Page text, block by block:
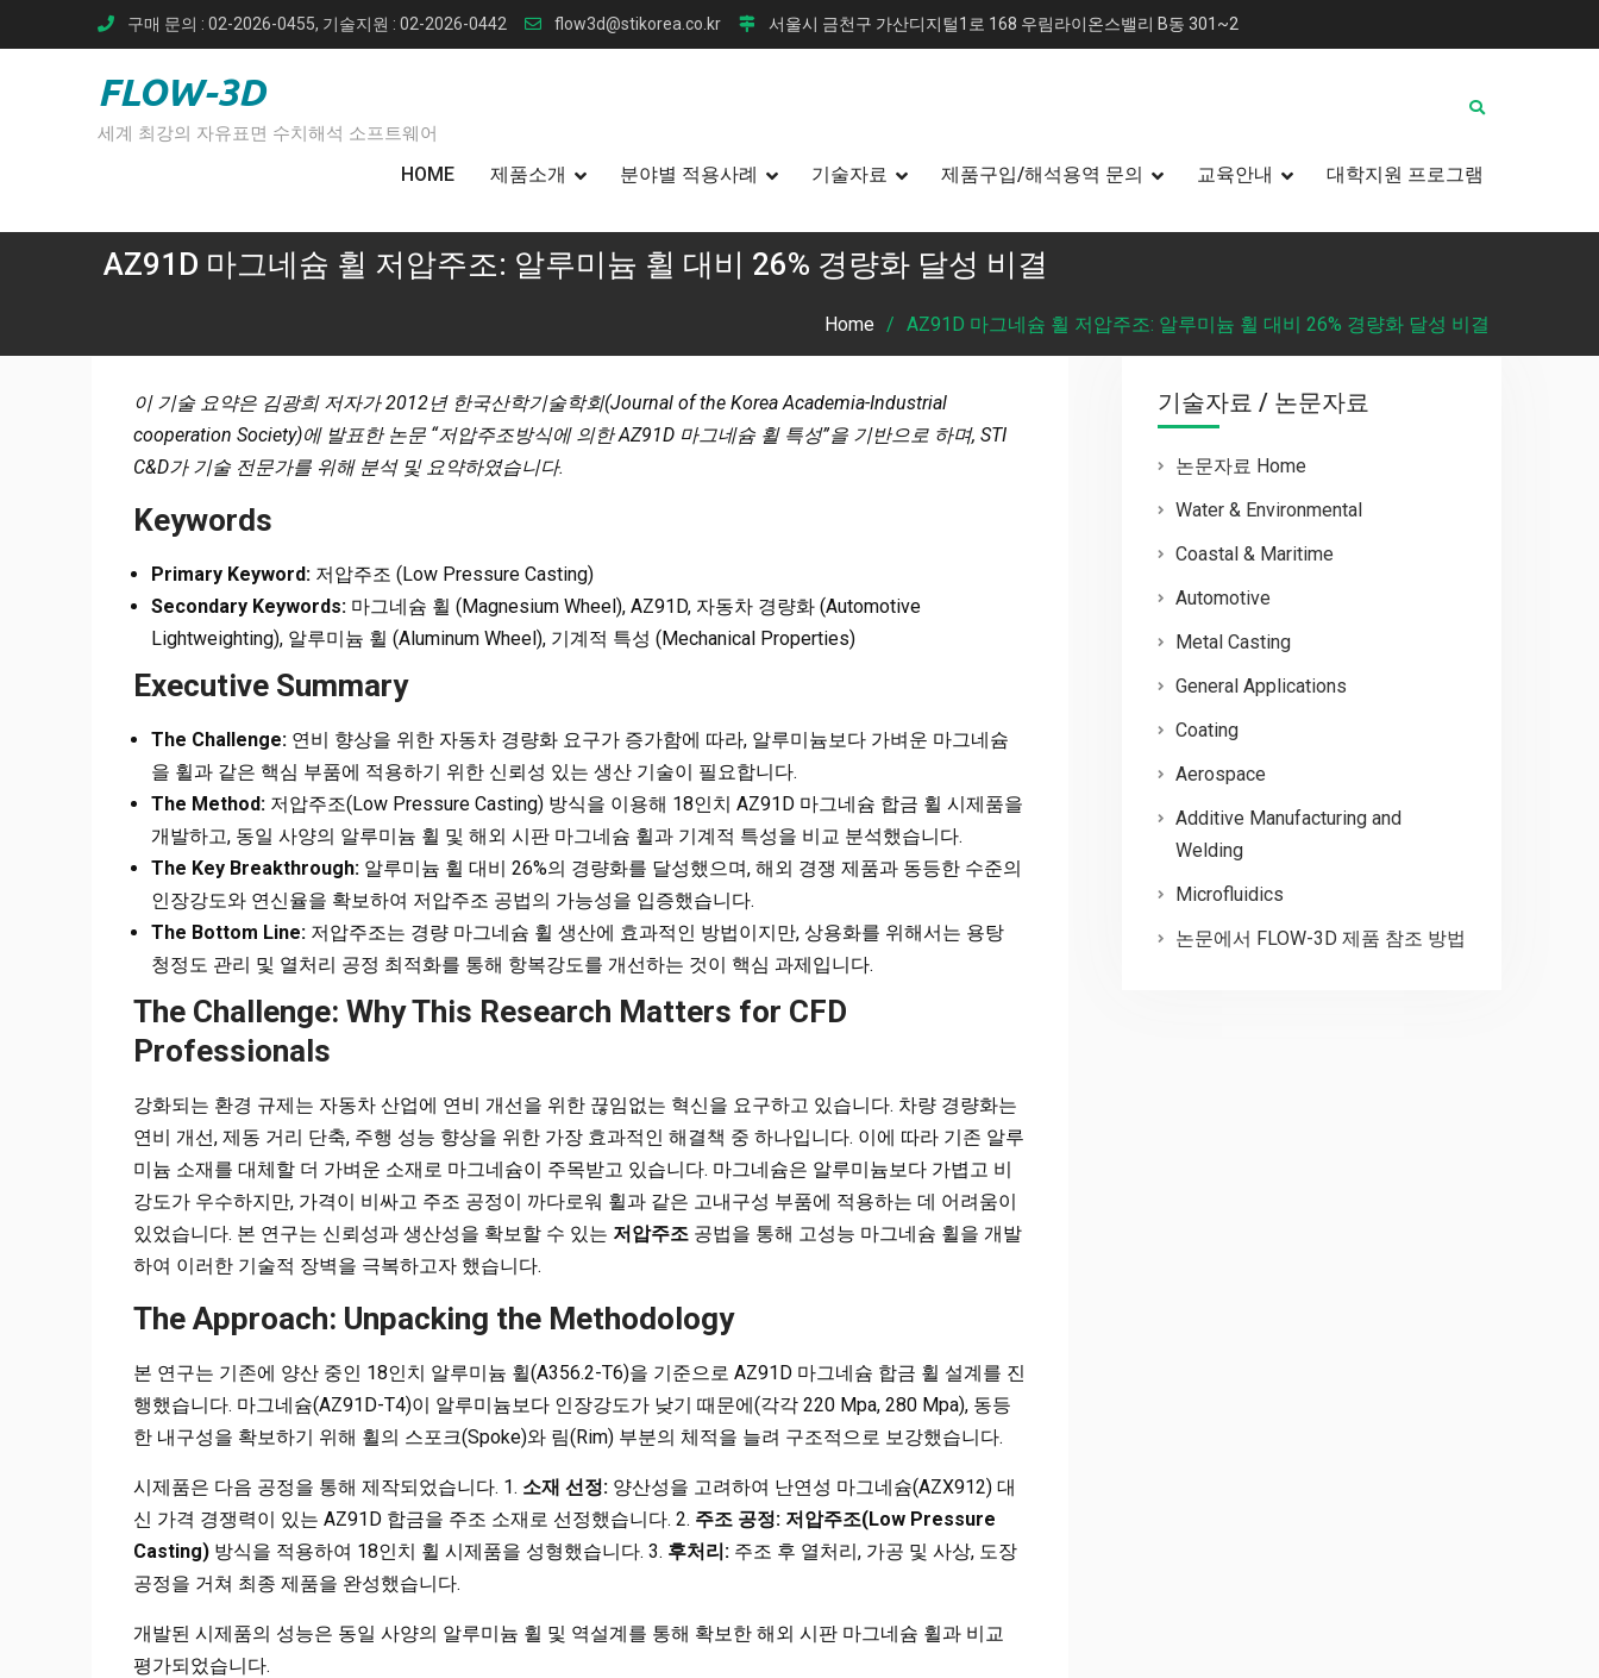
to
구매 문의 : 02-2026-0455, 기술지원 : 02-2026-0442 flow3d@stikorea.co.kr 서울시 금천구 가산디지털1로 168 우림라이온스밸리 B동 301~2
FLOW-3D
세계 최강의 자유표면 수치해석 소프트웨어
HOME 제품소개 분야별 적용사례 기술자료 제품구입/해석용역 문의 교육안내 대학지원 프로그램
AZ91D 마그네슘 휠 저압주조: 알루미늄 휠 대비 26% 경량화 달성 비결
Home AZ91D 마그네슘 휠 저압주조: 알루미늄 휠 대비 26% 경량화 달성 비결
이 기술 요약은 김광희 저자가 2012년 한국산학기술학회(Journal of the Korea Academia-Industrial
cooperation Society)에 발표한 논문 “저압주조방식에 의한 AZ91D 마그네슘 휠 특성”을 기반으로 하며, STI
C&D가 기술 전문가를 위해 분석 및 요약하였습니다.
Keywords
Primary Keyword: 저압주조 (Low Pressure Casting)
Secondary Keywords: 마그네슘 휠 (Magnesium Wheel), AZ91D, 자동차 경량화 (Automotive
Lightweighting), 알루미늄 휠 (Aluminum Wheel), 기계적 특성 (Mechanical Properties)
Executive Summary
The Challenge: 연비 향상을 위한 자동차 경량화 요구가 증가함에 따라, 알루미늄보다 가벼운 마그네슘
을 휠과 같은 핵심 부품에 적용하기 위한 신뢰성 있는 생산 기술이 필요합니다.
The Method: 저압주조(Low Pressure Casting) 방식을 이용해 18인치 AZ91D 마그네슘 합금 휠 시제품을
개발하고, 동일 사양의 알루미늄 휠 및 해외 시판 마그네슘 휠과 기계적 특성을 비교 분석했습니다.
The Key Breakthrough: 알루미늄 휠 대비 26%의 경량화를 달성했으며, 해외 경쟁 제품과 동등한 수준의
인장강도와 연신율을 확보하여 저압주조 공법의 가능성을 입증했습니다.
The Bottom Line: 저압주조는 경량 마그네슘 휠 생산에 효과적인 방법이지만, 상용화를 위해서는 용탕
청정도 관리 및 열처리 공정 최적화를 통해 항복강도를 개선하는 것이 핵심 과제입니다.
The Challenge: Why This Research Matters for CFD
Professionals
강화되는 환경 규제는 자동차 산업에 연비 개선을 위한 끊임없는 혁신을 요구하고 있습니다. 차량 경량화는
연비 개선, 제동 거리 단축, 주행 성능 향상을 위한 가장 효과적인 해결책 중 하나입니다. 이에 따라 기존 알루
미늄 소재를 대체할 더 가벼운 소재로 마그네슘이 주목받고 있습니다. 마그네슘은 알루미늄보다 가볍고 비
강도가 우수하지만, 가격이 비싸고 주조 공정이 까다로워 휠과 같은 고내구성 부품에 적용하는 데 어려움이
있었습니다. 본 연구는 신뢰성과 생산성을 확보할 수 있는 저압주조 공법을 통해 고성능 마그네슘 휠을 개발
하여 이러한 기술적 장벽을 극복하고자 했습니다.
The Approach: Unpacking the Methodology
본 연구는 기존에 양산 중인 18인치 알루미늄 휠(A356.2-T6)을 기준으로 AZ91D 마그네슘 합금 휠 설계를 진
행했습니다. 마그네슘(AZ91D-T4)이 알루미늄보다 인장강도가 낮기 때문에(각각 220 Mpa, 280 Mpa), 동등
한 내구성을 확보하기 위해 휠의 스포크(Spoke)와 림(Rim) 부분의 체적을 늘려 구조적으로 보강했습니다.
시제품은 다음 공정을 통해 제작되었습니다. 1. 소재 선정: 양산성을 고려하여 난연성 마그네슘(AZX912) 대
신 가격 경쟁력이 있는 AZ91D 합금을 주조 소재로 선정했습니다. 2. 주조 공정: 저압주조(Low Pressure
Casting) 방식을 적용하여 18인치 휠 시제품을 성형했습니다. 3. 후처리: 주조 후 열처리, 가공 및 사상, 도장
공정을 거쳐 최종 제품을 완성했습니다.
개발된 시제품의 성능은 동일 사양의 알루미늄 휠 및 역설계를 통해 확보한 해외 시판 마그네슘 휠과 비교
평가되었습니다.
기술자료 / 논문자료
논문자료 Home
Water & Environmental
Coastal & Maritime
Automotive
Metal Casting
General Applications
Coating
Aerospace
Additive Manufacturing and
Welding
Microfluidics
논문에서 FLOW-3D 제품 참조 방법